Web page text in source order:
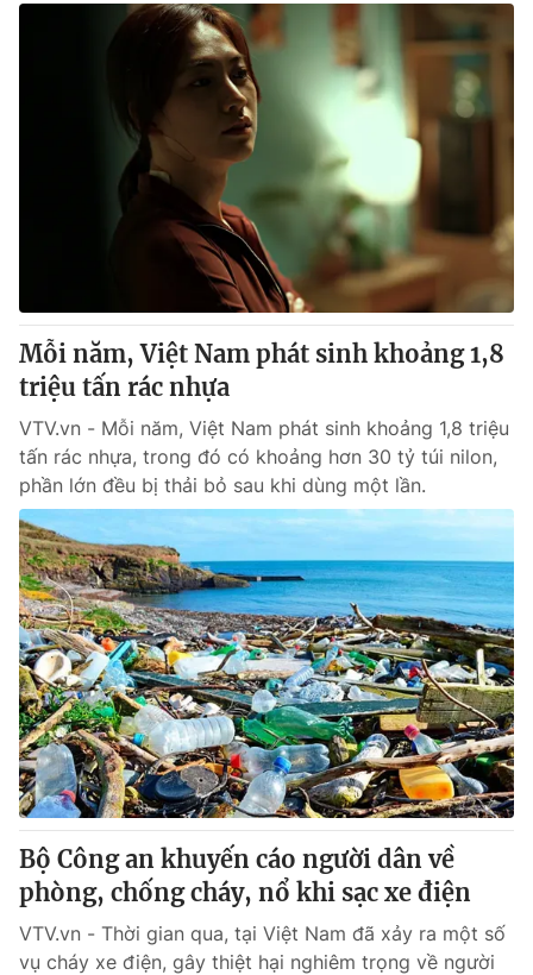
Mỗi năm, Việt Nam phát sinh khoảng 1,8
triệu tấn rác nhựa
VTV.vn - Mỗi năm, Việt Nam phát sinh khoảng 1,8 triệu
tấn rác nhựa, trong đó có khoảng hơn 30 tỷ túi nilon,
phần lớn đều bị thải bỏ sau khi dùng một lần.
Bộ Công an khuyến cáo người dân về
phòng, chống cháy, nổ khi sạc xe điện
VTV.vn - Thời gian qua, tại Việt Nam đã xảy ra một số
vụ cháy xe điện, gây thiệt hại nghiêm trọng về người